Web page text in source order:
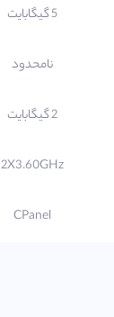
5 گیگابایت
نامحدود
2 گیگابایت
2X3.60GHz
CPanel